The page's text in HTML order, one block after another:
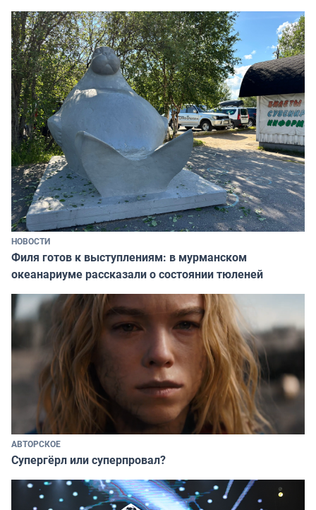
НОВОСТИ
Филя готов к выступлениям: в мурманском
океанариуме рассказали о состоянии тюленей
АВТОРСКОЕ
Супергёрл или суперпровал?